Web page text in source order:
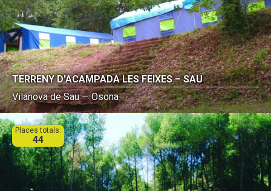
TERRENY D'ACAMPADA LES FEIXES – SAU
Vilanova de Sau — Osona
Places totals:
44